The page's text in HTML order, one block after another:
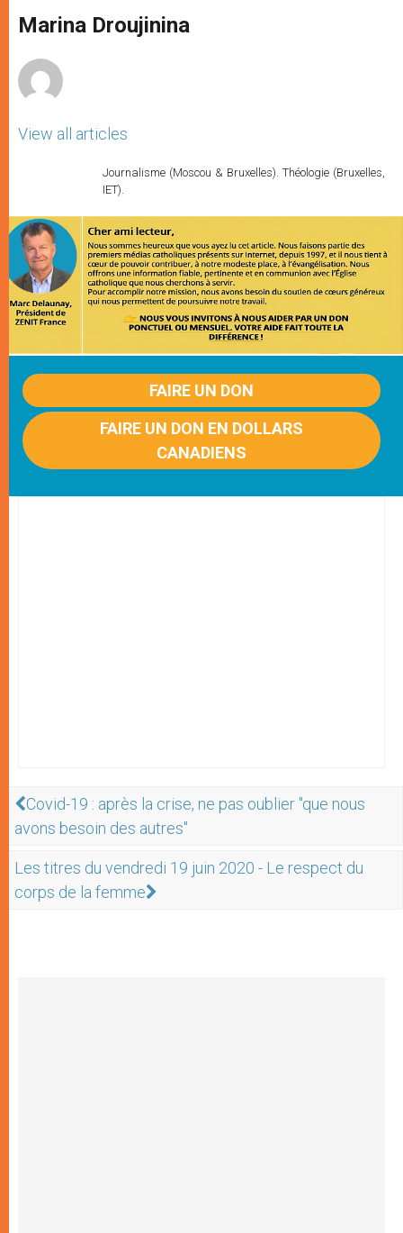
p
p
g
e
o
k
r
Marina Droujinina
View all articles
Journalisme (Moscou & Bruxelles). Théologie (Bruxelles,
IET).
FAIRE UN DON
FAIRE UN DON EN DOLLARS
CANADIENS
Covid-19 : après la crise, ne pas oublier "que nous
avons besoin des autres"
Les titres du vendredi 19 juin 2020 - Le respect du
corps de la femme